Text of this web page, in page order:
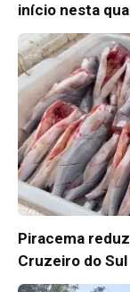
início nesta
Piracema
Cruzeiro do Sul